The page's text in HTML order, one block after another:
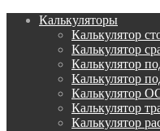
Калькуляторы
Калькулятор
Калькулятор
Калькулятор
Калькулятор
Калькулятор
Калькулятор
Калькулятор